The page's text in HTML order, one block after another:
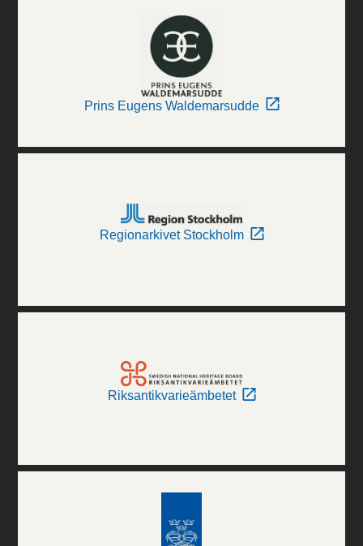
Prins Eugens Waldemarsudde
Regionarkivet Stockholm
Riksantikvarieämbetet